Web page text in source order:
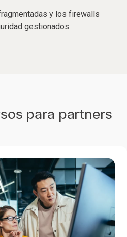
y los firewalls
gestionados.
para partners